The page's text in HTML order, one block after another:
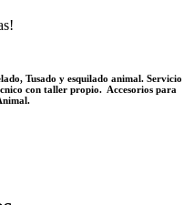
Tusado y esquilado animal. Servicio
con taller propio. Accesorios para
.